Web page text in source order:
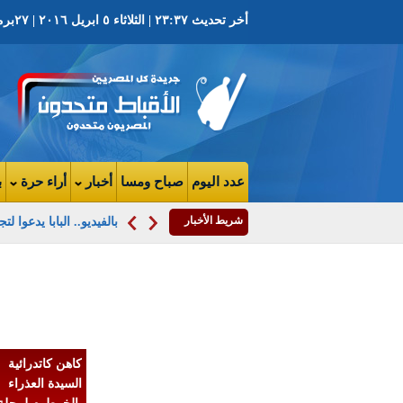
أخر تحديث ٢٣:٣٧ | الثلاثاء ٥ ابريل ٢٠١٦ | ٢٧برمهات ١٧٣٢ ش | العدد ٣٨٨٩ السنة التاسعة
عدد اليوم صباح ومسا أخبار أراء حرة
شريط الأخبار بالفيديو.. البابا
دوره سلبى وغير
جوهرى
كاهن كاتدرائية
السيدة العذراء